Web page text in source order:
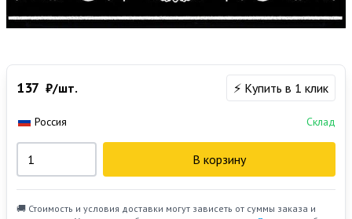
137 ₽/шт. ⚡ Купить в 1 клик
Россия Склад
В корзину
🚚 Стоимость и условия доставки могут зависеть от суммы заказа и